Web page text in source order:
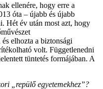
ellenére, hogy erre a
óta – újabb és újabb
Hét év után most azt, hogy
elhozta a biztonsági
volt. Függetlenedni
tüntetés formájában. A
„repülő egyetemekhez”?